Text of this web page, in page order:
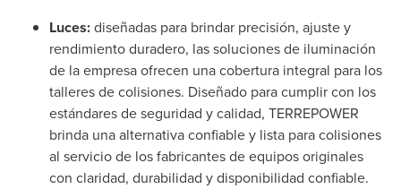
Luces:diseñadas para brindar precisión, ajuste y
rendimiento duradero, las soluciones de iluminación
de la empresa ofrecen una cobertura integral para los
talleres de colisiones. Diseñado para cumplir con los
estándares de seguridad y calidad, TERREPOWER
brinda una alternativa confiable y lista para colisiones
al servicio de los fabricantes de equipos originales
con claridad, durabilidad y disponibilidad confiable.